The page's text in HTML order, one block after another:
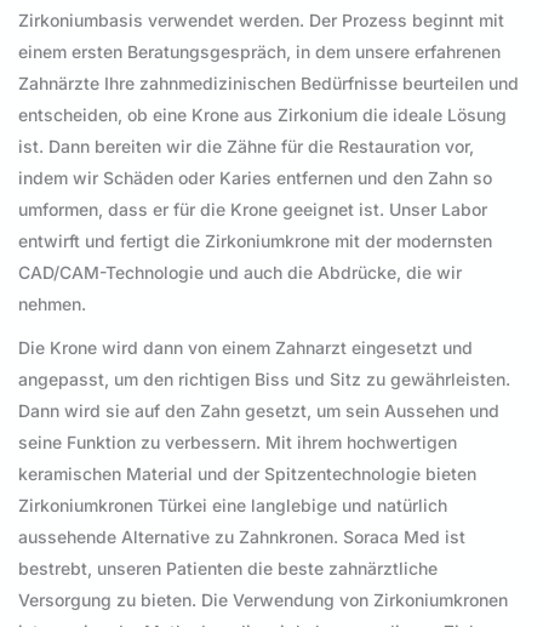
Zirkoniumbasis verwendet werden. Der Prozess beginnt mit
einem ersten Beratungsgespräch, in dem unsere erfahrenen
Zahnärzte Ihre zahnmedizinischen Bedürfnisse beurteilen und
entscheiden, ob eine Krone aus Zirkonium die ideale Lösung
ist. Dann bereiten wir die Zähne für die Restauration vor,
indem wir Schäden oder Karies entfernen und den Zahn so
umformen, dass er für die Krone geeignet ist. Unser Labor
entwirft und fertigt die Zirkoniumkrone mit der modernsten
CAD/CAM-Technologie und auch die Abdrücke, die wir
nehmen.
Die Krone wird dann von einem Zahnarzt eingesetzt und
angepasst, um den richtigen Biss und Sitz zu gewährleisten.
Dann wird sie auf den Zahn gesetzt, um sein Aussehen und
seine Funktion zu verbessern. Mit ihrem hochwertigen
keramischen Material und der Spitzentechnologie bieten
Zirkoniumkronen Türkei eine langlebige und natürlich
aussehende Alternative zu Zahnkronen. Soraca Med ist
bestrebt, unseren Patienten die beste zahnärztliche
Versorgung zu bieten. Die Verwendung von Zirkoniumkronen